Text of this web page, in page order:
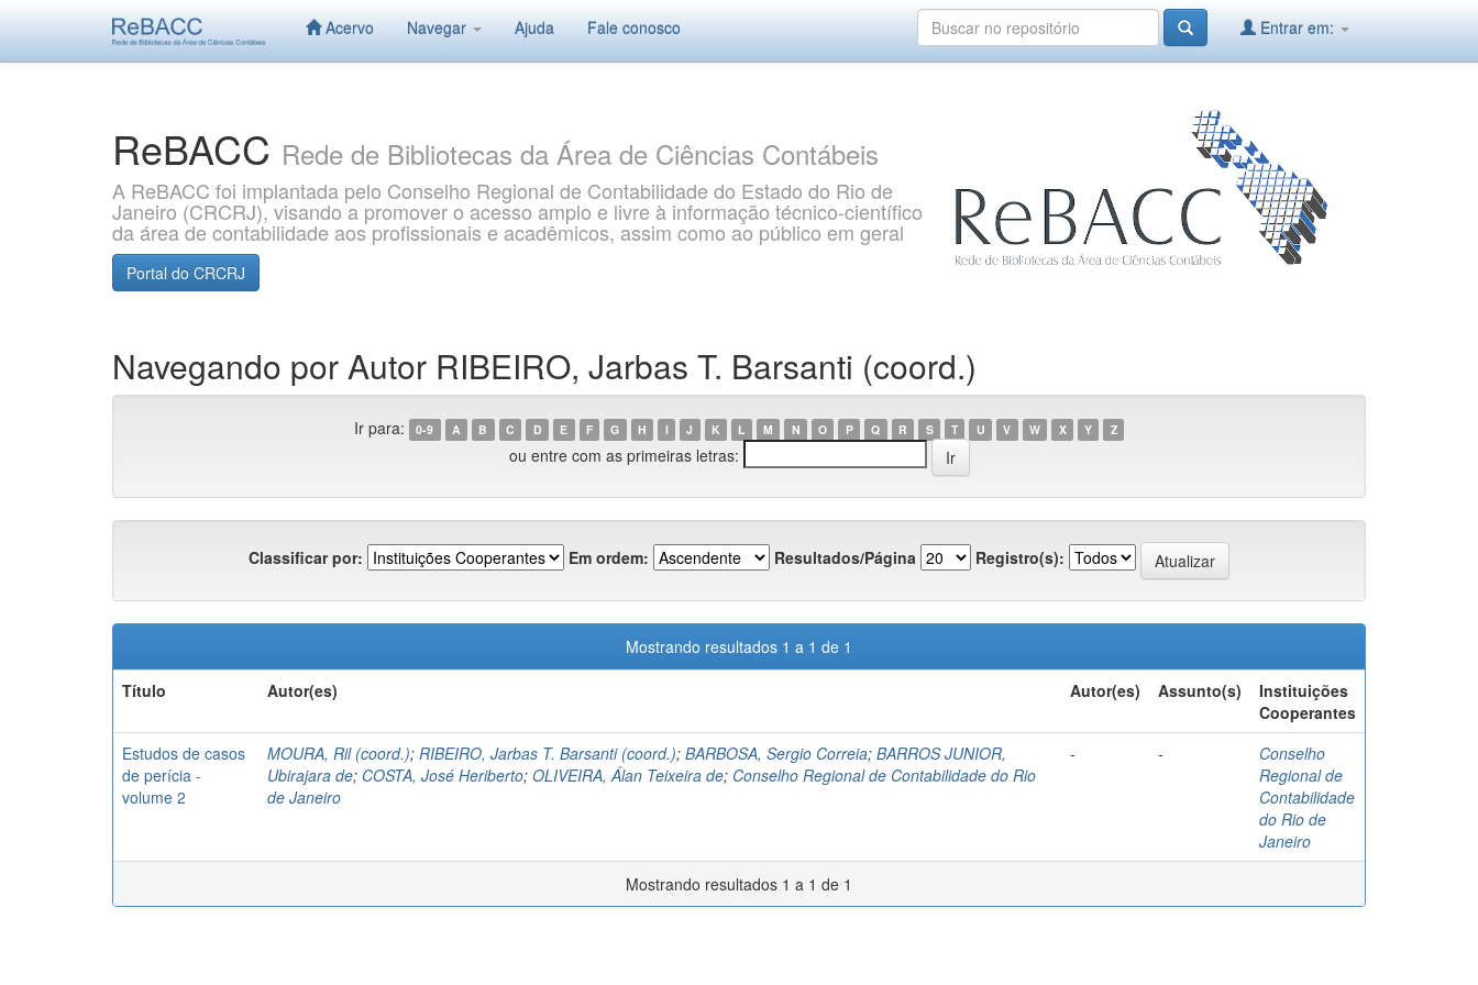
Acervo Navegar Ajuda Fale conosco Entrar em:
ReBACC Rede de Bibliotecas da Área de Ciências Contábeis
A ReBACC foi implantada pelo Conselho Regional de Contabilidade do Estado do Rio de
Janeiro (CRCRJ), visando a promover o acesso amplo e livre à informação técnico-científico
da área de contabilidade aos profissionais e acadêmicos, assim como ao público em geral
Portal do CRCRJ
Navegando por Autor RIBEIRO, Jarbas T. Barsanti (coord.)
Ir para: 0-9 A B C D E F G H I J K L M N O P Q R S T U V W X Y Z
ou entre com as primeiras letras:
Classificar por: Em ordem: Resultados/Página Registro(s):
Mostrando resultados 1 a 1 de 1
Título
Autor(es) Autor(es) Assunto(s)
Instituições
Cooperantes
Estudos de casos
de perícia -
volume 2
MOURA, Ril (coord.); RIBEIRO, Jarbas T. Barsanti (coord.); BARBOSA, Sergio Correia; BARROS JUNIOR,
Ubirajara de; COSTA, José Heriberto; OLIVEIRA, Álan Teixeira de; Conselho Regional de Contabilidade do Rio
de Janeiro
- -
Conselho
Regional de
Contabilidade
do Rio de
Janeiro
Mostrando resultados 1 a 1 de 1